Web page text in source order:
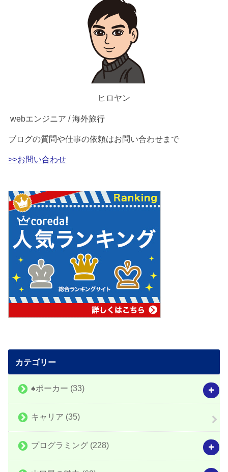
ヒロヤン
webエンジニア / 海外旅行
ブログの質問や仕事の依頼はお問い合わせまで
>>お問い合わせ
カテゴリー
♠️ポーカー (33)
キャリア (35)
プログラミング (228)